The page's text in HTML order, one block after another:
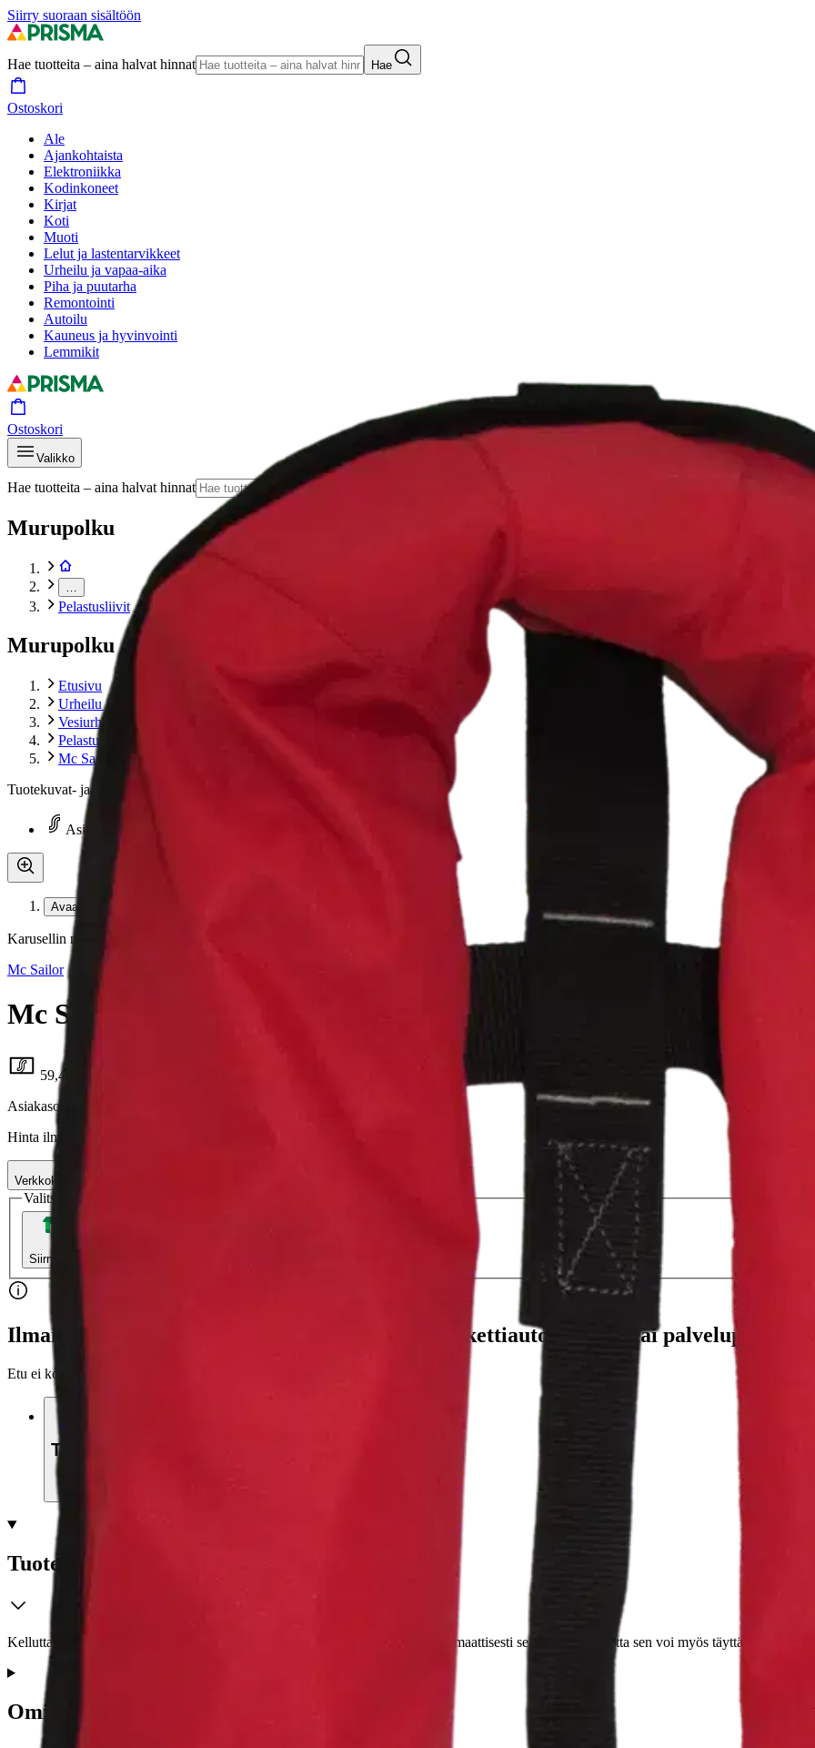
Siirry suoraan sisältöön
Hae tuotteita – aina halvat hinnat Hae
Ostoskori
Ale
Ajankohtaista
Elektroniikka
Kodinkoneet
Kirjat
Koti
Muoti
Lelut ja lastentarvikkeet
Urheilu ja vapaa-aika
Piha ja puutarha
Remontointi
Autoilu
Kauneus ja hyvinvointi
Lemmikit
Ostoskori
Valikko
Hae tuotteita – aina halvat hinnat
Murupolku
Pelastusliivit
Murupolku
Etusivu
Urheilu ja vapaa-aika
Vesiurheilu
Pelastusliivit
Mc Sailor Automaattiliivi 70429
Tuotekuvat- ja videot
Asiakasomistaja-alennus
Avaa kuva suurempana
Karusellin nuolipainikkeet
Mc Sailor
Mc Sailor Automaattiliivi 70429
59,46 €
Asiakasomistajahinta
Hinta ilman S-Etukorttia:
Verkkokaupan hinta
Valitse toimitustapa
Siirry valitsemaan myymälä
Ilmainen toimitus yli 100 €:n tilauksille Postin pakettiautomaattiin tai
Etu ei koske Suuri‑lisäpalvelulla toimitettavia tuotteita.
Tarkista myymäläsaatavuus
Tuotekuvaus
Kelluttavuus 150N. Soveltuu yli 40 kg painoisille. Automaattiliivi täyttyy automaattisesti sen kastuttua, mutta sen voi myös täyttää hihnasta
Ominaisuudet